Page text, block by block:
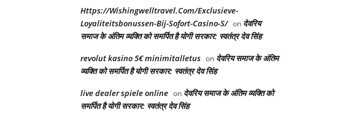
Https://Wishingwelltravel.Com/Exclusieve-
Loyaliteitsbonussen-Bij-Sofort-Casino-S/ on देवरिय
समाज के अंतिम व्यक्ति को समर्पित है योगी सरकार: स्वतंत्र देव सिंह
revolut kasino 5€ minimitalletus on देवरिय समाज के अंतिम
व्यक्ति को समर्पित है योगी सरकार: स्वतंत्र देव सिंह
live dealer spiele online on देवरिय समाज के अंतिम व्यक्ति को
समर्पित है योगी सरकार: स्वतंत्र देव सिंह